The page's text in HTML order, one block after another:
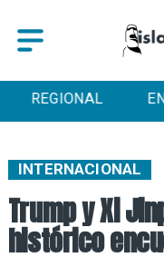
REGIONAL
Trump y Xi
histórico
INTERNACIONAL